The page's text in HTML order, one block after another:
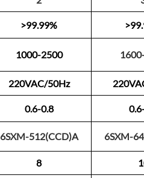
>99.99%
1000-2500
220VAC/50Hz
0.6-0.8
6SXM-512(CCD)A 6SXM-
8